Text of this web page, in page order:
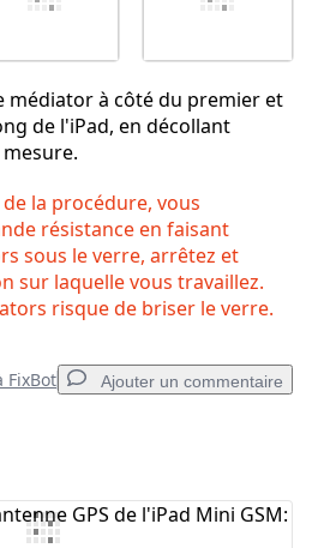
médiator à côté du premier et
de l'iPad, en décollant
la procédure, vous
résistance en faisant
sous le verre, arrêtez et
sur laquelle vous travaillez.
risque de briser le verre.
FixBot Ajouter un commentaire